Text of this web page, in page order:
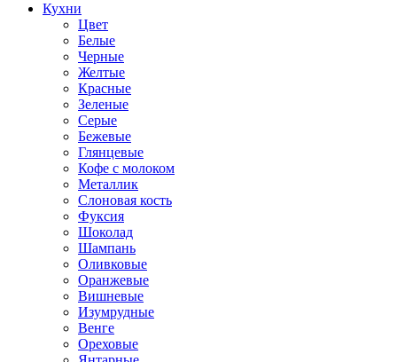
Кухни
Цвет
Белые
Черные
Желтые
Красные
Зеленые
Серые
Бежевые
Глянцевые
Кофе с молоком
Металлик
Слоновая кость
Фуксия
Шоколад
Шампань
Оливковые
Оранжевые
Вишневые
Изумрудные
Венге
Ореховые